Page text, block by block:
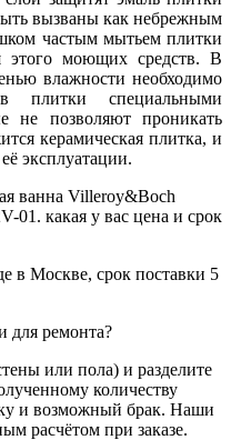
вызваны как небрежным
частым мытьем плитки
моющих средств. В
влажности необходимо
плитки специальными
не позволяют проникать
керамическая плитка, и
эксплуатации.
ванна Villeroy&Boch
01. какая у вас цена и срок
в Москве, срок поставки 5
для ремонта?
или пола) и разделите
количеству
и возможный брак. Наши
расчётом при заказе.